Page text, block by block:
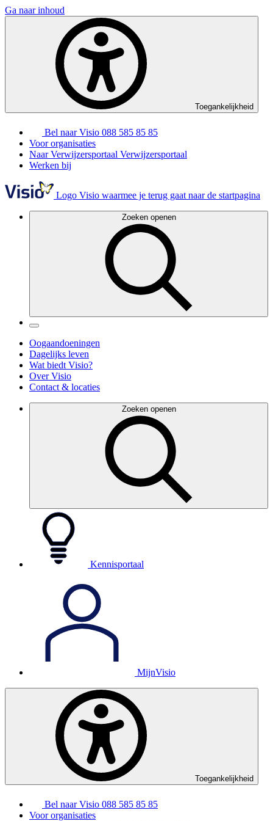
Ga naar inhoud
Toegankelijkheid
Bel naar Visio 088 585 85 85
Voor organisaties
Naar Verwijzersportaal Verwijzersportaal
Werken bij
Logo Visio waarmee je terug gaat naar de startpagina
Zoeken openen
Oogaandoeningen
Dagelijks leven
Wat biedt Visio?
Over Visio
Contact & locaties
Zoeken openen
Kennisportaal
MijnVisio
Toegankelijkheid
Bel naar Visio 088 585 85 85
Voor organisaties